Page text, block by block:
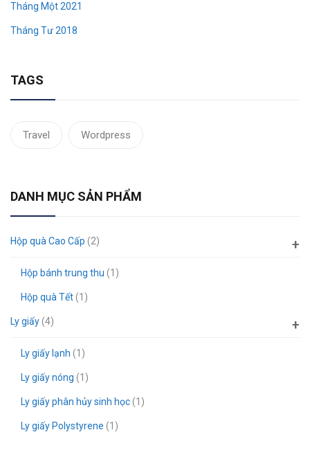
Tháng Một 2021
Tháng Tư 2018
TAGS
Travel Wordpress
DANH MỤC SẢN PHẨM
Hộp quà Cao Cấp (2)
Hộp bánh trung thu (1)
Hộp quà Tết(1)
Ly giấy(4)
Ly giấy lạnh (1)
Ly giấy nóng (1)
Ly giấy phân hủy sinh học(1)
Ly giấy Polystyrene (1)